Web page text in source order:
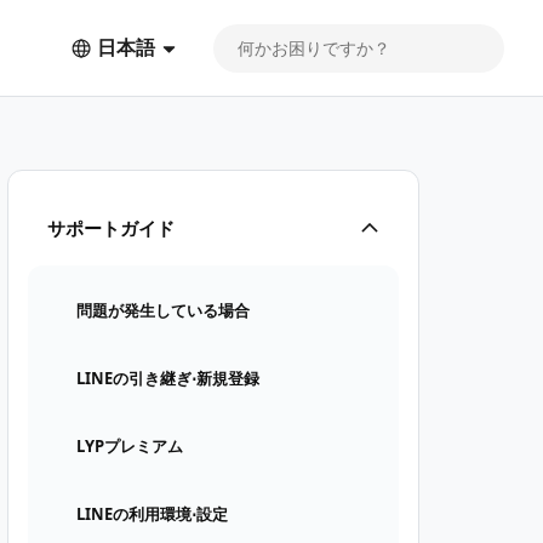
日本語
サポートガイド
問題が発生している場合
LINEの引き継ぎ⋅新規登録
LYPプレミアム
LINEの利用環境⋅設定